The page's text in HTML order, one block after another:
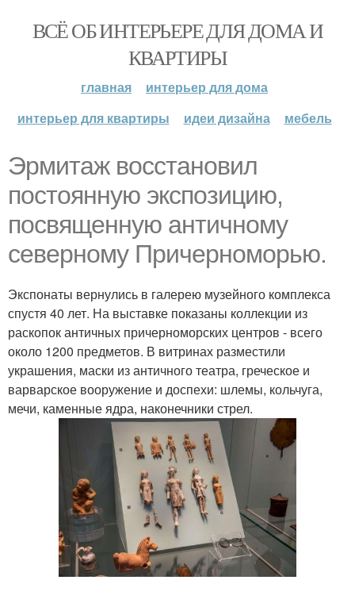
ВСЁ ОБ ИНТЕРЬЕРЕ ДЛЯ ДОМА И
КВАРТИРЫ
главная
интерьер для дома
интерьер для квартиры
идеи дизайна мебель
Эрмитаж восстановил
постоянную экспозицию,
посвященную античному
северному Причерноморью.
Экспонаты вернулись в галерею музейного комплекса
спустя 40 лет. На выставке показаны коллекции из
раскопок античных причерноморских центров - всего
около 1200 предметов. В витринах разместили
украшения, маски из античного театра, греческое и
варварское вооружение и доспехи: шлемы, кольчуга,
мечи, каменные ядра, наконечники стрел.